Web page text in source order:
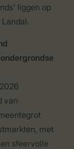
liggen op
van
met
sfeervolle